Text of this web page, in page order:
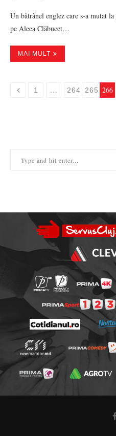
Un bătrânel englez care s-a mutat
pe Aleea Clăbucet…
MAI MULT
1 … 264 265 266